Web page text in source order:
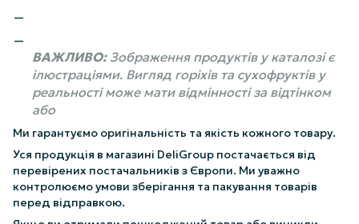
ВАЖЛИВО:Зображення продуктів у каталозі є
ілюстраціями. Вигляд горіхів та сухофруктів у
реальності може мати відмінності за відтінком
або
Ми гарантуємо оригінальність та якість кожного товару.
Уся продукція в магазині DeliGroup постачається від
перевірених постачальників з Європи. Ми уважно
контролюємо умови зберігання та пакування товарів
перед відправкою.